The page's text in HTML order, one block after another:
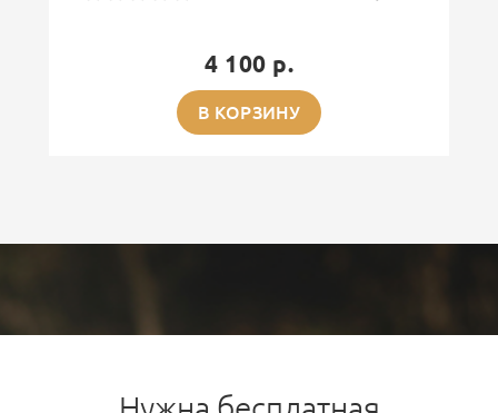
4 100 р.
В КОРЗИНУ